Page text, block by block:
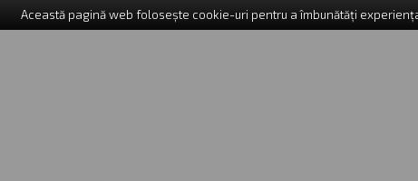
Această pagină web folosește cookie-uri pentru a îmbunătăți